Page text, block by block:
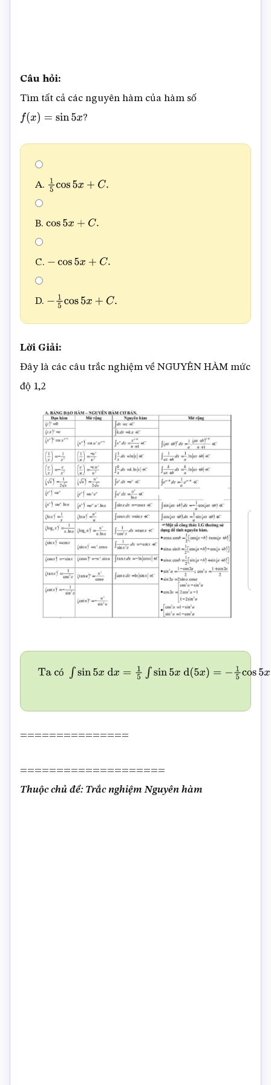
Câu hỏi:
Tìm tất cả các nguyên hàm của hàm số
f( x)= sin 5x ?
A. 15cos 5x+ C
B. cos 5x+ C
C. cos5 x+ C
D. 15 cos5x+ C
Lời Giải:
Đây là các câu trắc nghiệm về NGUYÊN HÀM mức
độ 1,2
ó
Ta có sin5x dx=15 sin 5 x d(5x )=−15cos 5x+ .
===============
====================
Thuộc chủ đề: Trắc nghiệm Nguyên hàm